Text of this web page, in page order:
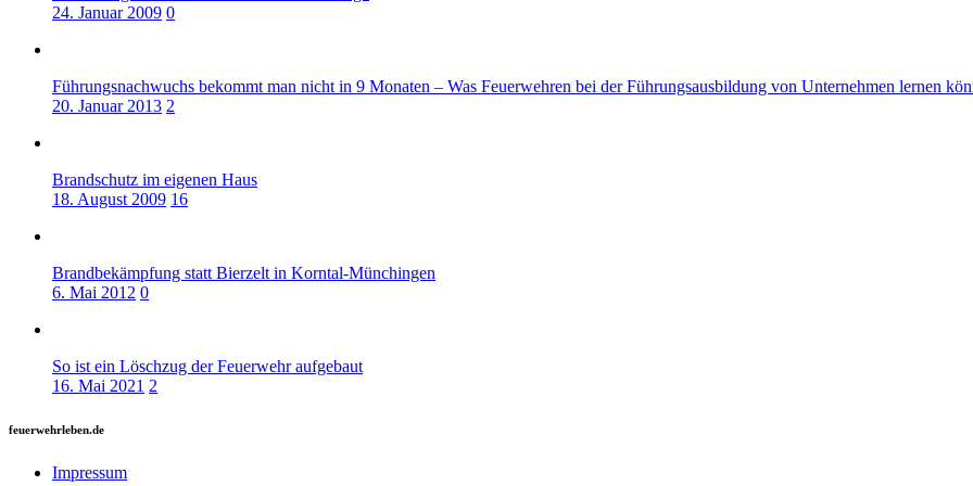
24. Januar 2009 0
Führungsnachwuchs bekommt man nicht in 9 Monaten – Was Feuerwehren bei der Führungsausbildung von Unternehmen lernen
20. Januar 2013 2
Brandschutz im eigenen Haus
18. August 2009 16
Brandbekämpfung statt Bierzelt in Korntal-Münchingen
6. Mai 2012 0
So ist ein Löschzug der Feuerwehr aufgebaut
16. Mai 2021 2
feuerwehrleben.de
Impressum